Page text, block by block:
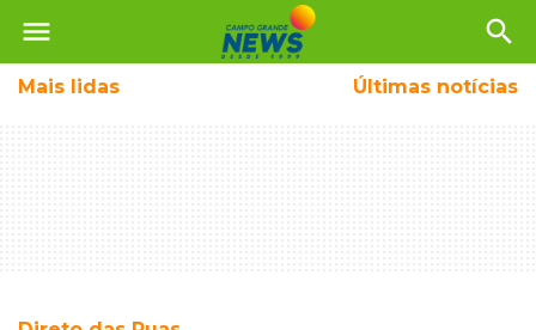
menu search
Mais lidas Últimas notícias